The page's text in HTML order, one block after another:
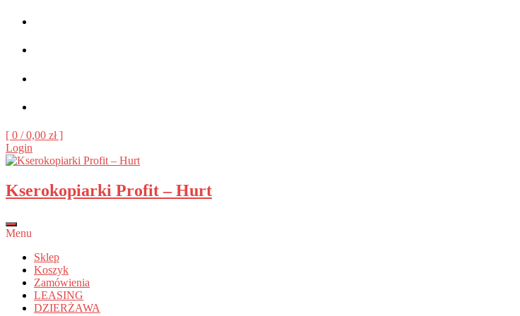
Skip
content
[ 0 /0,00 zł]
Login
Kserokopiarki Profit – Hurt
Menu
Sklep
Koszyk
Zamówienia
LEASING
DZIERŻAWA